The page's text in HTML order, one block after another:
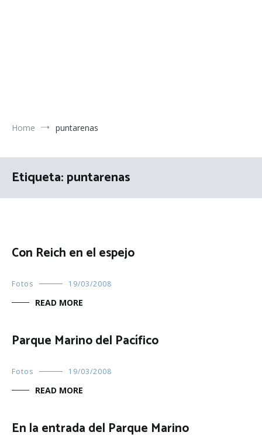
Home puntarenas
Etiqueta:puntarenas
Con Reich en el espejo
Fotos 19/03/2008
READ MORE
Parque Marino del Pacífico
Fotos 19/03/2008
READ MORE
En la entrada del Parque Marino